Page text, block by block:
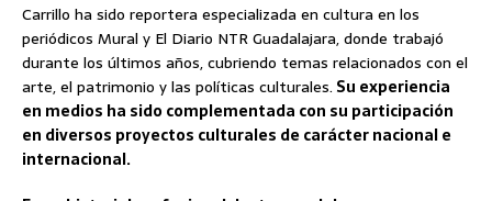
Carrillo ha sido reportera especializada en cultura en los
periódicos Mural y El Diario NTR Guadalajara, donde trabajó
durante los últimos años, cubriendo temas relacionados con el
arte, el patrimonio y las políticas culturales. Su experiencia
en medios ha sido complementada con su participación
en diversos proyectos culturales de carácter nacional e
internacional.